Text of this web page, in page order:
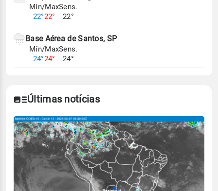
Mín/Max
22°22°
Sens.
22°
Base Aérea de Santos, SP
Mín/Max
24°24°
Sens.
24°
Últimas notícias